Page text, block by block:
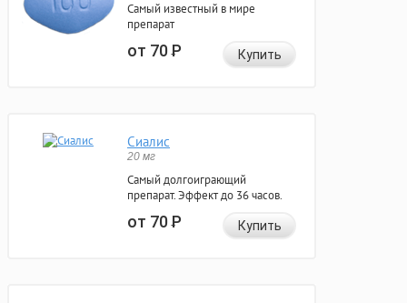
Самый известный в мире
препарат
от 70Р Купить
Сиалис
20 мг
Самый долгоиграющий
препарат. Эффект до 36 часов.
от 70Р Купить